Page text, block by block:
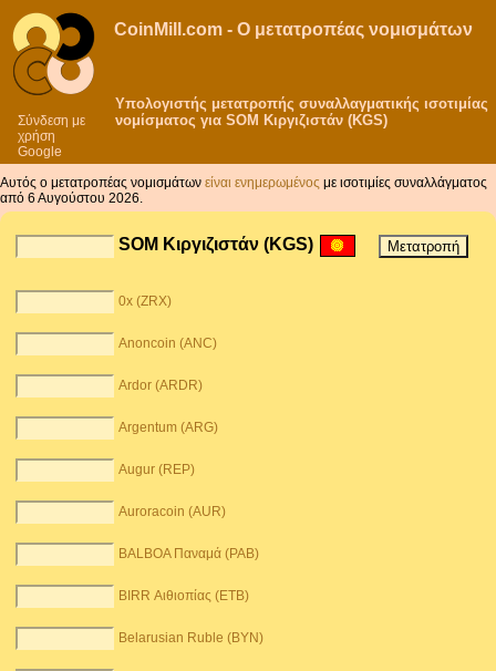
Σύνδεση με
χρήση
Google
CoinMill.com - Ο μετατροπέας νομισμάτων
Υπολογιστής μετατροπής συναλλαγματικής ισοτιμίας
νομίσματος για SOM Κιργιζιστάν (KGS)
Αυτός ο μετατροπέας νομισμάτων είναι ενημερωμένος με ισοτιμίες συναλλάγματος
από 6 Αυγούστου 2026.
SOM Κιργιζιστάν (KGS)
0x (ZRX)
Anoncoin (ANC)
Ardor (ARDR)
Argentum (ARG)
Augur (REP)
Auroracoin (AUR)
BALBOA Παναμά (PAB)
BIRR Αιθιοπίας (ETB)
Belarusian Ruble (BYN)